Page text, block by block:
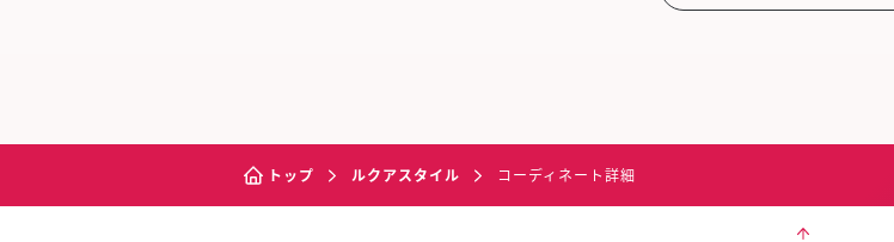
トップ ルクアスタイル コーディネート詳細